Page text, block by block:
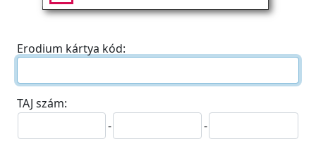
Erodium kártya kód:
TAJ szám:
-
-